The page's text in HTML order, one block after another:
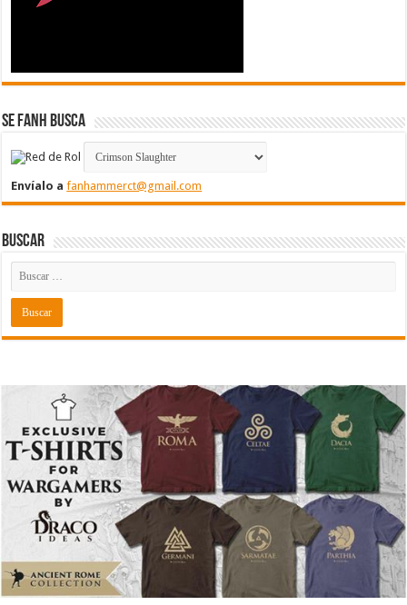
Se FanH Busca
Envíalo afanhammerct@gmail.com
Buscar